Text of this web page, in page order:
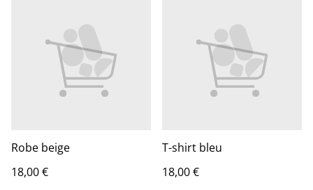
Robe beige
18,00 €
T-shirt bleu
18,00 €